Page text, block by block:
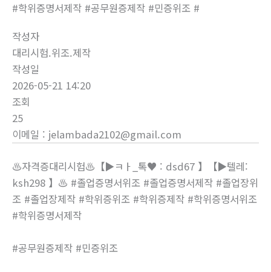
#학위증명서제작 #공무원증제작 #민증위조 #
작성자
대리시험.위조.제작
작성일
2026-05-21 14:20
조회
25
이메일 : jelambada2102@gmail.com
♨️자격증대리시험♨️【▶ㅋㅏ_톡♥ : dsd67 】【▶텔레:
ksh298 】♨️ #졸업증명서위조 #졸업증명서제작 #졸업장위
조 #졸업장제작 #학위증위조 #학위증제작 #학위증명서위조
#학위증명서제작
#공무원증제작 #민증위조